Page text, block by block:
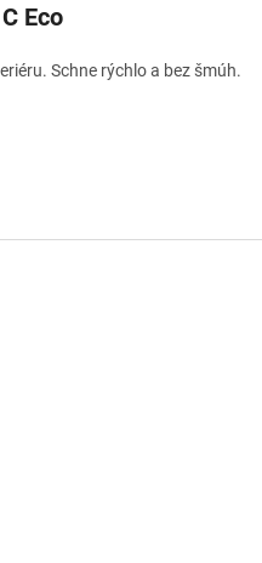
Eco
Schne rýchlo a bez šmúh.